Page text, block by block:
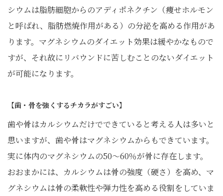
シウムは脂肪細胞からのアディポネクチン（痩せホルモン
と呼ばれ、脂肪燃焼作用がある）の分泌を高める作用があ
ります。マグネシウムのダイエット効果は緩やかなもので
すが、それ故にリバウンドに苦しむことのないダイエット
が可能になります。
【歯・骨を強くするチカラがすごい】
歯や骨はカルシウムだけでできていると考える人は多いと
思いますが、歯や骨はマグネシウムからもできています。
実に体内のマグネシウムの50～60％が骨に存在します。
おおまかには、カルシウムは骨の強度（硬さ）を高め、マ
グネシウムは骨の柔軟性や弾力性を高める役割をしていま